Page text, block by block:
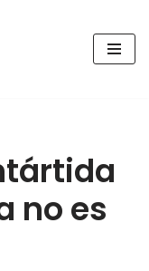
no es